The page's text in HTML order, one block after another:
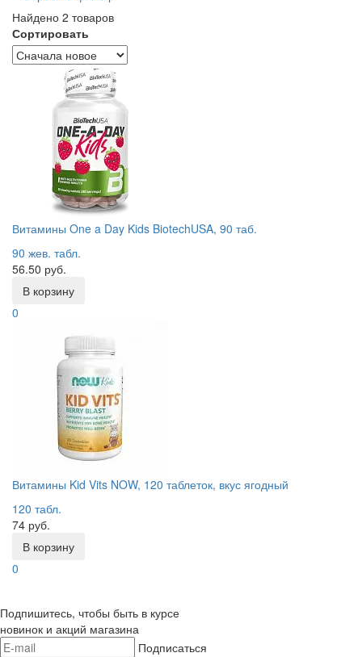
Найдено 2 товаров
Сортировать
Витамины One a Day Kids BiotechUSA, 90 таб.
90 жев. табл.
56.50 руб.
В корзину
0
Витамины Kid Vits NOW, 120 таблеток, вкус ягодный
120 табл.
74 руб.
В корзину
0
Подпишитесь, чтобы быть в курсе
новинок и акций магазина
Подписаться